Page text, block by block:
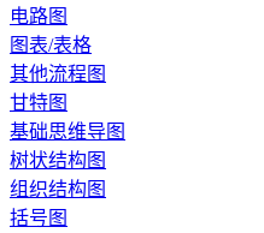
电路图
图表/表格
其他流程图
甘特图
基础思维导图
树状结构图
组织结构图
括号图